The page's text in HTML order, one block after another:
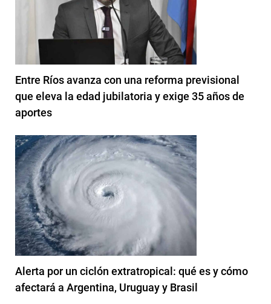
Entre Ríos avanza con una reforma previsional
que eleva la edad jubilatoria y exige 35 años de
aportes
Alerta por un ciclón extratropical: qué es y cómo
afectará a Argentina, Uruguay y Brasil